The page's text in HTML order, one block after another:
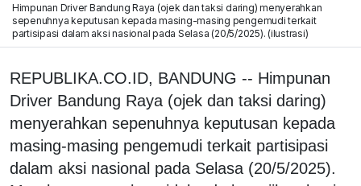
Himpunan Driver Bandung Raya (ojek dan taksi daring) menyerahkan
sepenuhnya keputusan kepada masing-masing pengemudi terkait
partisipasi dalam aksi nasional pada Selasa (20/5/2025). (ilustrasi)
REPUBLIKA.CO.ID, BANDUNG -- Himpunan
Driver Bandung Raya (ojek dan taksi daring)
menyerahkan sepenuhnya keputusan kepada
masing-masing pengemudi terkait partisipasi
dalam aksi nasional pada Selasa (20/5/2025).